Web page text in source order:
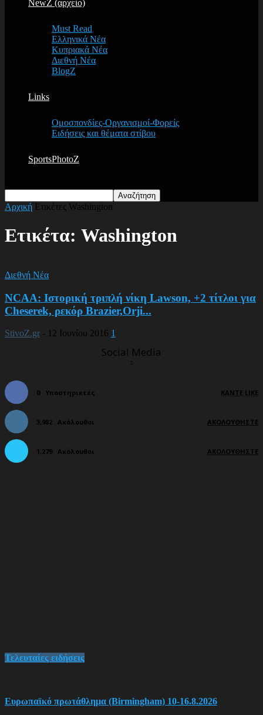
NewZ (αρχείο)
Must Read
Ελληνικά Νέα
Κυπριακά Νέα
Διεθνή Νέα
BlogZ
Links
Ομοσπονδίες-Οργανισμοί-Φορείς
Ειδήσεις και θέματα στίβου
SportsPhotoZ
Αρχική Ετικέτες Washington
Ετικέτα: Washington
Διεθνή Νέα
NCAA: Ιστορική τριπλή νίκη Lawson, +2 τίτλοι για
Cheserek, ρεκόρ Brazier,Orji...
StivoZ.gr - 12 Ιουνίου 2016 1
Social Media
0 Υποστηρικτές ΚΆΝΤΕ LIKE
3,982 Ακόλουθοι ΑΚΟΛΟΥΘΉΣΤΕ
1,279 Ακόλουθοι ΑΚΟΛΟΥΘΉΣΤΕ
Τελευταίες ειδήσεις
Ευρωπαϊκό πρωτάθλημα (Birmingham) 10-16.8.2026